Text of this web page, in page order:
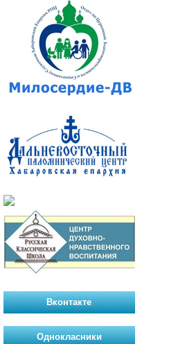
Вконтакте
Однокласники